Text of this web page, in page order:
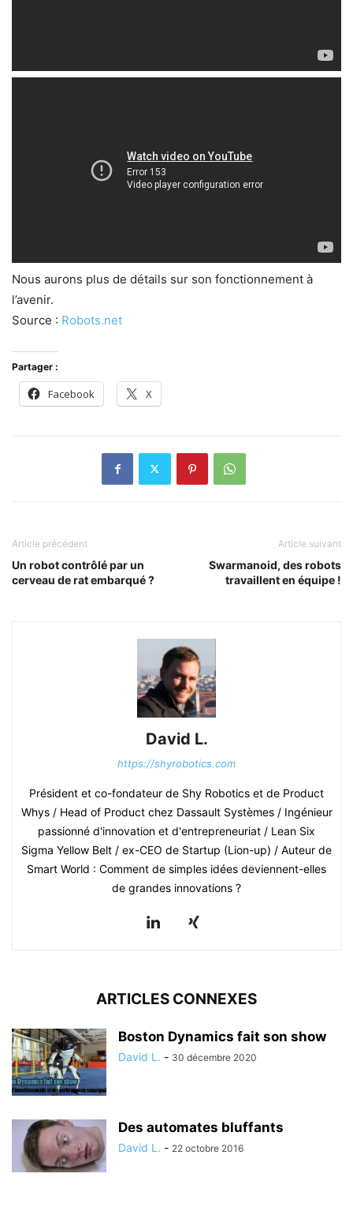
Nous aurons plus de détails sur son fonctionnement à
l’avenir.
Source : Robots.net
Partager :
Facebook X
Article précédent
Un robot contrôlé par un
cerveau de rat embarqué ?
Article suivant
Swarmanoid, des robots
travaillent en équipe !
David L.
https://shyrobotics.com
Président et co-fondateur de Shy Robotics et de Product
Whys / Head of Product chez Dassault Systèmes / Ingénieur
passionné d'innovation et d'entrepreneuriat / Lean Six
Sigma Yellow Belt / ex-CEO de Startup (Lion-up) / Auteur de
Smart World : Comment de simples idées deviennent-elles
de grandes innovations ?
ARTICLES CONNEXES
Boston Dynamics fait son show
David L. - 30 décembre 2020
Des automates bluffants
David L. - 22 octobre 2016